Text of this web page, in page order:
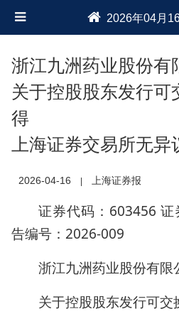
2026年04月
浙江九洲药业股份有
关于控股股东发行可
得
上海证券交易所无
2026-04-16 上海证券报
证券代码：603456
告编号：2026-009
浙江九洲药业股份有限
关于控股股东发行可交